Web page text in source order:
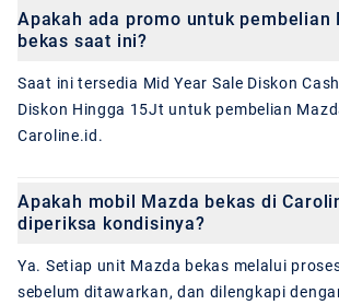
Apakah ada promo untuk pembelian
bekas saat ini?
Saat ini tersedia Mid Year Sale Diskon
Diskon Hingga 15Jt untuk pembelian
Caroline.id.
Apakah mobil Mazda bekas di
diperiksa kondisinya?
Ya. Setiap unit Mazda bekas melalui
sebelum ditawarkan, dan dilengkapi